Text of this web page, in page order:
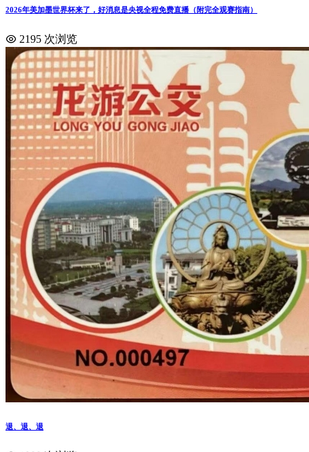
2026年美加墨世界杯来了，好消息是央视全程免费直播（附完全观赛指南）
2195 次浏览
退、退、退